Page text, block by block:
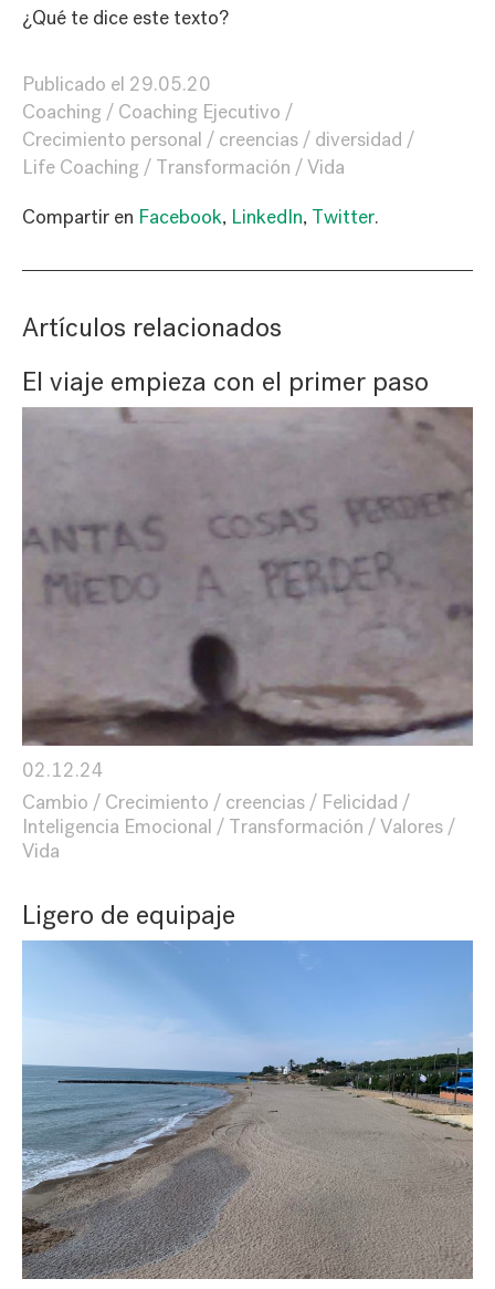
¿Qué te dice este texto?
Publicado el 29.05.20
Coaching
Coaching Ejecutivo
Crecimiento personal
creencias
diversidad
Life Coaching
Transformación Vida
Compartir en Facebook, LinkedIn, Twitter.
Artículos relacionados
El viaje empieza con el primer paso
02.12.24
Cambio
Crecimiento creencias
Felicidad
Inteligencia Emocional
Transformación
Valores
Vida
Ligero de equipaje